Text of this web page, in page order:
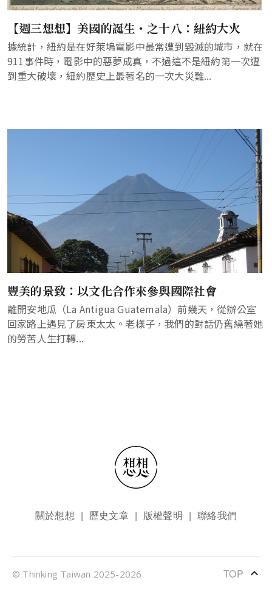
【週三想想】美國的誕生・之十八：紐約大火
據統計，紐約是在好萊塢電影中最常遭到毀滅的城市，就在
911事件時，電影中的惡夢成真，不過這不是紐約第一次遭
到重大破壞，紐約歷史上最著名的一次大災難...
豐美的景致：以文化合作來參與國際社會
離開安地瓜（La Antigua Guatemala）前幾天，從辦公室
回家路上遇見了房東太太。老樣子，我們的對話仍舊繞著她
的勞苦人生打轉...
頁尾選單關於想想 歷史文章 版權聲明 聯絡我們
© Thinking Taiwan 2025-2026 TOP keyboard_arrow_up